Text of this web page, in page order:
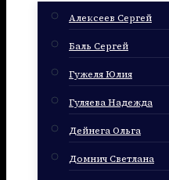
Алексеев Сергей
Баль Сергей
Гужеля Юлия
Гуляева Надежда
Дейнега Ольга
Домнич Светлана